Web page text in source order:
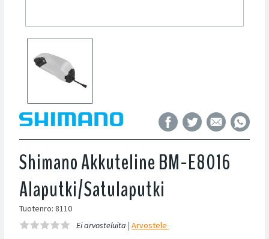
Shimano Akkuteline BM-E8016
Alaputki/Satulaputki
Tuotenro: 8110
Ei arvosteluita |Arvostele